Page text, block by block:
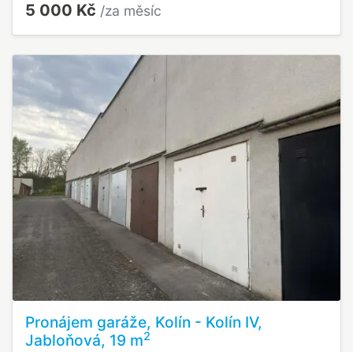
5 000 Kč /za měsíc
Pronájem garáže, Kolín - Kolín IV,
Jabloňová, 19 m2